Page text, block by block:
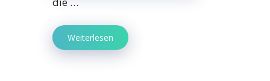
Weiterlesen